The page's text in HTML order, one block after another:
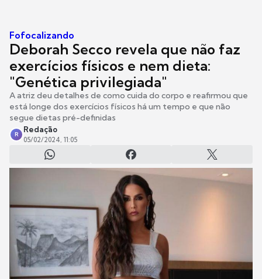
Fofocalizando
Deborah Secco revela que não faz
exercícios físicos e nem dieta:
"Genética privilegiada"
A atriz deu detalhes de como cuida do corpo e reafirmou que
está longe dos exercícios físicos há um tempo e que não
segue dietas pré-definidas
R
Redação
05/02/2024, 11:05